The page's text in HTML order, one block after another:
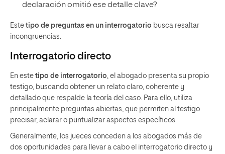
declaración omitió ese detalle clave?
Este tipo de preguntas en un interrogatorio busca resaltar
incongruencias.
Interrogatorio directo
En este tipo de interrogatorio , el abogado presenta su propio
testigo, buscando obtener un relato claro, coherente y
detallado que respalde la teoría del caso. Para ello, utiliza
principalmente preguntas abiertas, que permiten al testigo
precisar, aclarar o puntualizar aspectos específicos.
Generalmente, los jueces conceden a los abogados más de
dos oportunidades para llevar a cabo el interrogatorio directo y